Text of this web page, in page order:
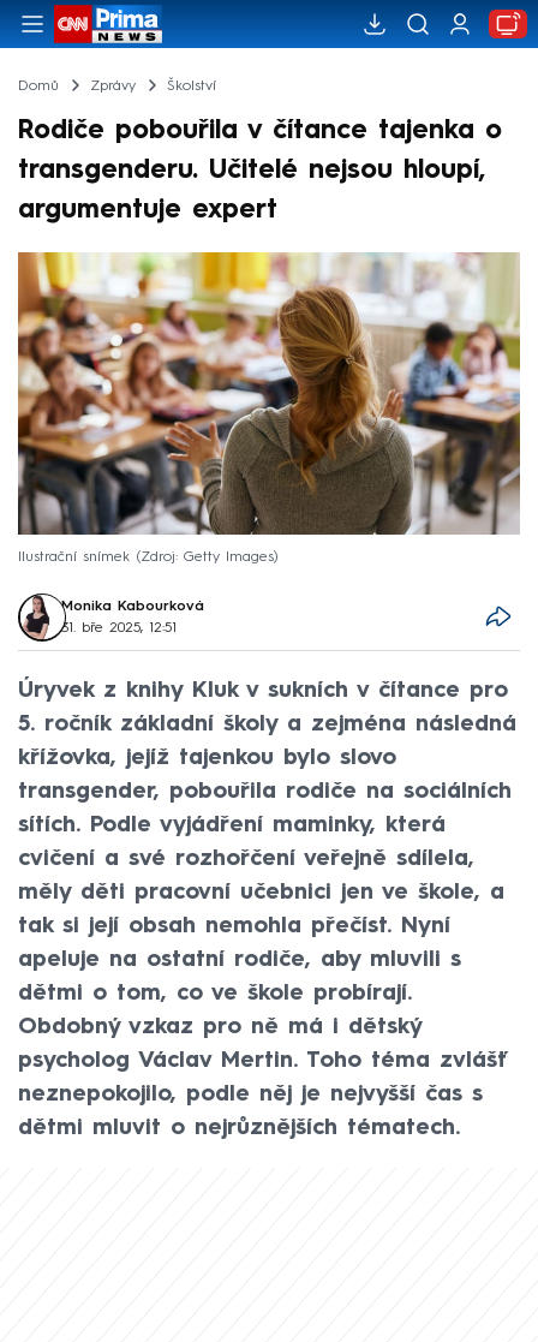
Domů Zprávy Školství
Rodiče pobouřila v čítance tajenka o
transgenderu. Učitelé nejsou hloupí,
argumentuje expert
Ilustrační snímek Zdroj: Getty Images
Monika Kabourková
31. bře 2025, 12:51
Úryvek z knihy Kluk v sukních v čítance pro
5. ročník základní školy a zejména následná
křížovka, jejíž tajenkou bylo slovo
transgender, pobouřila rodiče na sociálních
sítích. Podle vyjádření maminky, která
cvičení a své rozhořčení veřejně sdílela,
měly děti pracovní učebnici jen ve škole, a
tak si její obsah nemohla přečíst. Nyní
apeluje na ostatní rodiče, aby mluvili s
dětmi o tom, co ve škole probírají.
Obdobný vzkaz pro ně má i dětský
psycholog Václav Mertin. Toho téma zvlášť
neznepokojilo, podle něj je nejvyšší čas s
dětmi mluvit o nejrůznějších tématech.